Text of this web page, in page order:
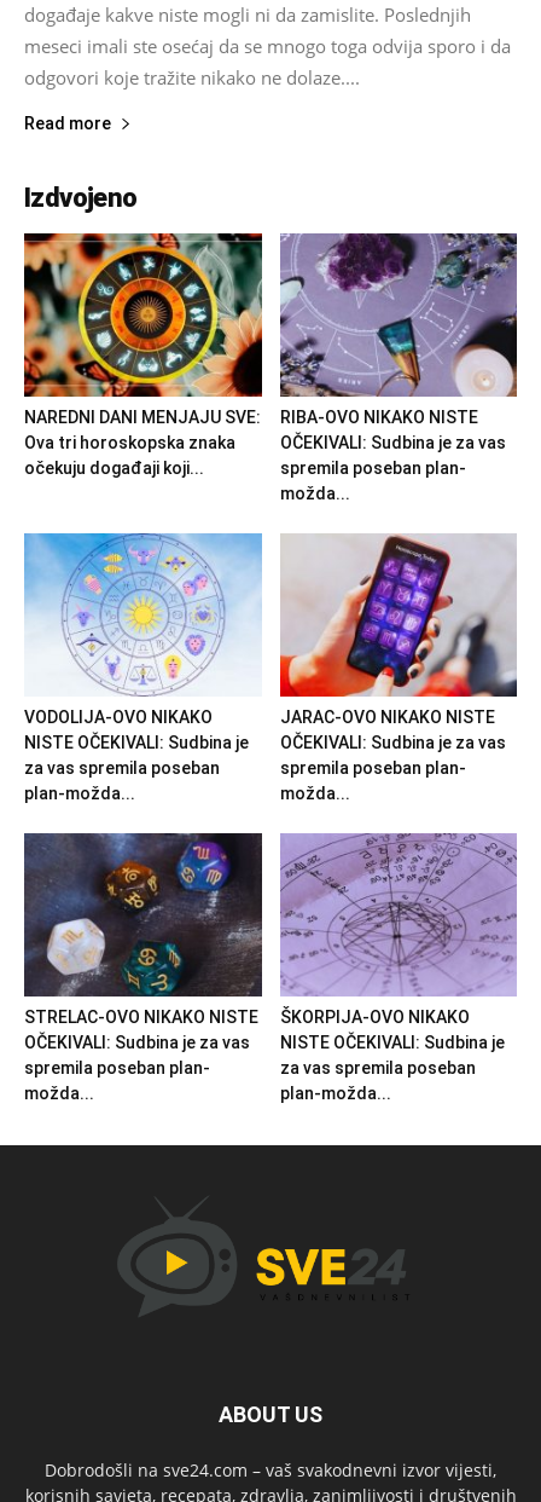
događaje kakve niste mogli ni da zamislite. Poslednjih
meseci imali ste osećaj da se mnogo toga odvija sporo i da
odgovori koje tražite nikako ne dolaze....
Read more
Izdvojeno
NAREDNI DANI MENJAJU SVE:
Ova tri horoskopska znaka
očekuju događaji koji...
RIBA-OVO NIKAKO NISTE
OČEKIVALI: Sudbina je za vas
spremila poseban plan-
možda...
VODOLIJA-OVO NIKAKO
NISTE OČEKIVALI: Sudbina je
za vas spremila poseban
plan-možda...
JARAC-OVO NIKAKO NISTE
OČEKIVALI: Sudbina je za vas
spremila poseban plan-
možda...
STRELAC-OVO NIKAKO NISTE
OČEKIVALI: Sudbina je za vas
spremila poseban plan-
možda...
ŠKORPIJA-OVO NIKAKO
NISTE OČEKIVALI: Sudbina je
za vas spremila poseban
plan-možda...
ABOUT US
Dobrodošli na sve24.com – vaš svakodnevni izvor vijesti,
korisnih savjeta, recepata, zdravlja, zanimljivosti i društvenih